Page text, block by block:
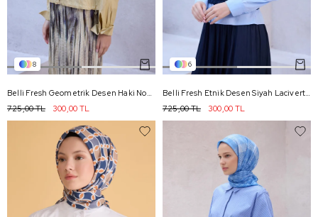
8
300,00 TL
725,00 TL
6
300,00 TL
725,00 TL